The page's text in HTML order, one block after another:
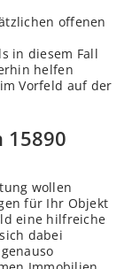
offenen
in diesem Fall
helfen
Vorfeld auf der
wollen
für Ihr Objekt
eine hilfreiche
dabei